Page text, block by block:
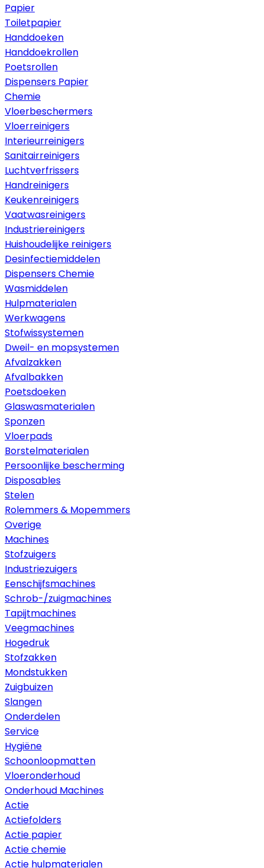
Papier
Toiletpapier
Handdoeken
Handdoekrollen
Poetsrollen
Dispensers Papier
Chemie
Vloerbeschermers
Vloerreinigers
Interieurreinigers
Sanitairreinigers
Luchtverfrissers
Handreinigers
Keukenreinigers
Vaatwasreinigers
Industriereinigers
Huishoudelijke reinigers
Desinfectiemiddelen
Dispensers Chemie
Wasmiddelen
Hulpmaterialen
Werkwagens
Stofwissystemen
Dweil- en mopsystemen
Afvalzakken
Afvalbakken
Poetsdoeken
Glaswasmaterialen
Sponzen
Vloerpads
Borstelmaterialen
Persoonlijke bescherming
Disposables
Stelen
Rolemmers & Mopemmers
Overige
Machines
Stofzuigers
Industriezuigers
Eenschijfsmachines
Schrob-/zuigmachines
Tapijtmachines
Veegmachines
Hogedruk
Stofzakken
Mondstukken
Zuigbuizen
Slangen
Onderdelen
Service
Hygiëne
Schoonloopmatten
Vloeronderhoud
Onderhoud Machines
Actie
Actiefolders
Actie papier
Actie chemie
Actie hulpmaterialen